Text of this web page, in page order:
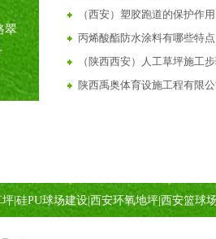
（西安）塑胶跑道的保护作用
丙烯酸酯防水涂料有哪些特
（陕西西安）人工草坪施工
陕西禹奥体育设施工程有限
丙烯酸球场材料的分类及特点
翠
坪 硅PU球场建设 西安环氧地坪|西安篮球